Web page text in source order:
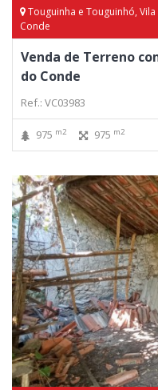
Touguinha e Touguinhó,
Conde
Venda de Terreno
do Conde
Ref.: VC03983
975 m2 975 m2